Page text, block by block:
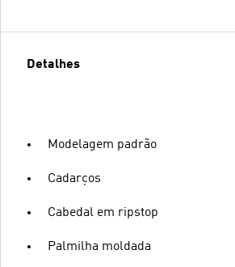
Detalhes
Modelagem padrão
Cadarços
Cabedal em ripstop
Palmilha moldada